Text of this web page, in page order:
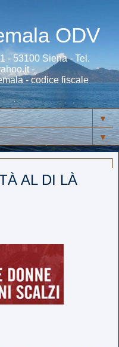
ODV
- 53100 Siena - Tel.
-
- codice fiscale
▼
▼
AL DI LÀ